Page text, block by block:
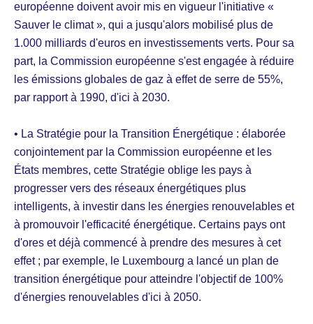
européenne doivent avoir mis en vigueur l'initiative «
Sauver le climat », qui a jusqu'alors mobilisé plus de
1.000 milliards d'euros en investissements verts. Pour sa
part, la Commission européenne s'est engagée à réduire
les émissions globales de gaz à effet de serre de 55%,
par rapport à 1990, d'ici à 2030.
• La Stratégie pour la Transition Énergétique : élaborée
conjointement par la Commission européenne et les
États membres, cette Stratégie oblige les pays à
progresser vers des réseaux énergétiques plus
intelligents, à investir dans les énergies renouvelables et
à promouvoir l'efficacité énergétique. Certains pays ont
d'ores et déjà commencé à prendre des mesures à cet
effet ; par exemple, le Luxembourg a lancé un plan de
transition énergétique pour atteindre l'objectif de 100%
d'énergies renouvelables d'ici à 2050.